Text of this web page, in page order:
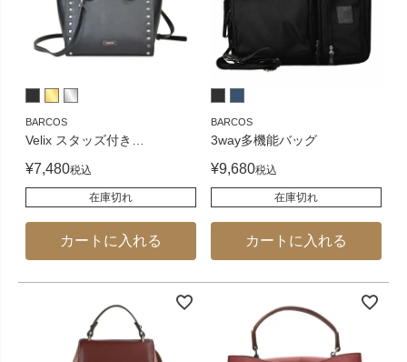
BARCOS
Velix スタッズ付き
¥7,480税込
在庫切れ
カートに入れる
BARCOS
3way多機能バッグ
¥9,680税込
在庫切れ
カートに入れる